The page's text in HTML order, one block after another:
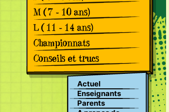
Games
Comics
Games
Comics
Games
Comics
Rétrospective le 2.
championnat Suisse de la
protection des données
Rétrospective le premier
championnat Suisse de la
protection des données
Apps & Facebook
Surfer sur le Web
Recherche
Actuel
Enseignants
Parents